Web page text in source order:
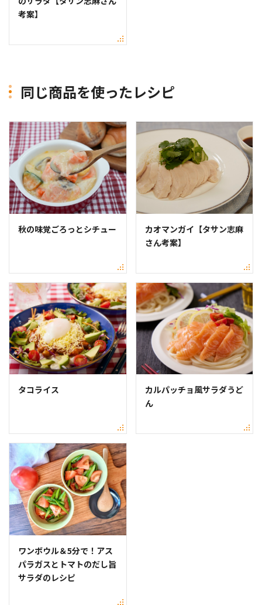
考案】
同じ商品を使ったレシピ
秋の味覚ごろっとシチュー
カオマンガイ【タサン志麻
さん考案】
タコライス
カルパッチョ風サラダうど
ん
ワンボウル＆5分で！アス
パラガスとトマトのだし旨
サラダのレシピ